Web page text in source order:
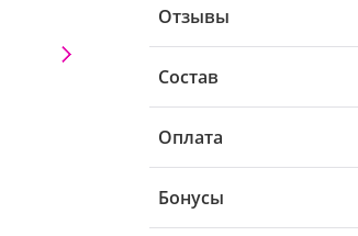
Отзывы
Состав
Оплата
Бонусы